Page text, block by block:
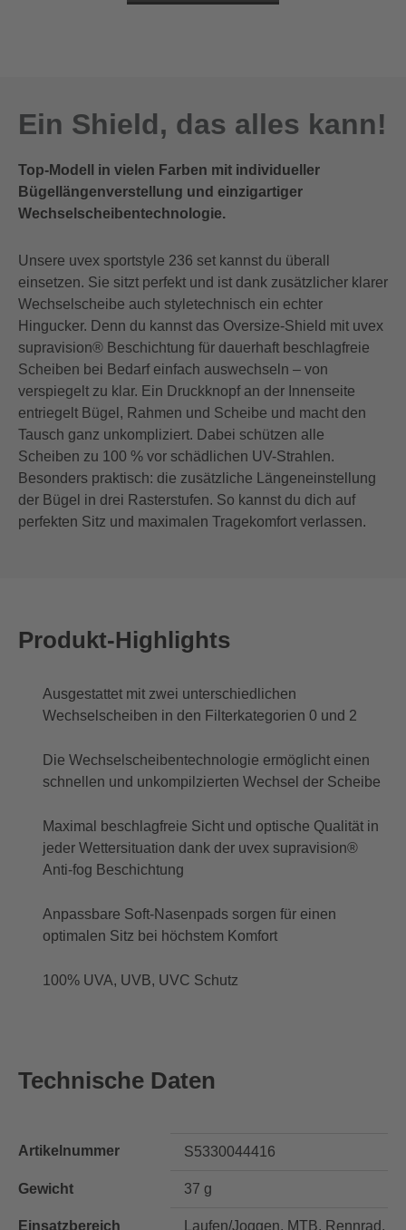
Ein Shield, das alles kann!
Top-Modell in vielen Farben mit individueller
Bügellängenverstellung und einzigartiger
Wechselscheibentechnologie.
Unsere uvex sportstyle 236 set kannst du überall
einsetzen. Sie sitzt perfekt und ist dank zusätzlicher klarer
Wechselscheibe auch styletechnisch ein echter
Hingucker. Denn du kannst das Oversize-Shield mit uvex
supravision® Beschichtung für dauerhaft beschlagfreie
Scheiben bei Bedarf einfach auswechseln – von
verspiegelt zu klar. Ein Druckknopf an der Innenseite
entriegelt Bügel, Rahmen und Scheibe und macht den
Tausch ganz unkompliziert. Dabei schützen alle
Scheiben zu 100 % vor schädlichen UV-Strahlen.
Besonders praktisch: die zusätzliche Längeneinstellung
der Bügel in drei Rasterstufen. So kannst du dich auf
perfekten Sitz und maximalen Tragekomfort verlassen.
Produkt-Highlights
Ausgestattet mit zwei unterschiedlichen
Wechselscheiben in den Filterkategorien 0 und 2
Die Wechselscheibentechnologie ermöglicht einen
schnellen und unkompilzierten Wechsel der Scheibe
Maximal beschlagfreie Sicht und optische Qualität in
jeder Wettersituation dank der uvex supravision®
Anti-fog Beschichtung
Anpassbare Soft-Nasenpads sorgen für einen
optimalen Sitz bei höchstem Komfort
100% UVA, UVB, UVC Schutz
Technische Daten
Artikelnummer S5330044416
Gewicht 37 g
Einsatzbereich Laufen/Joggen, MTB, Rennrad,